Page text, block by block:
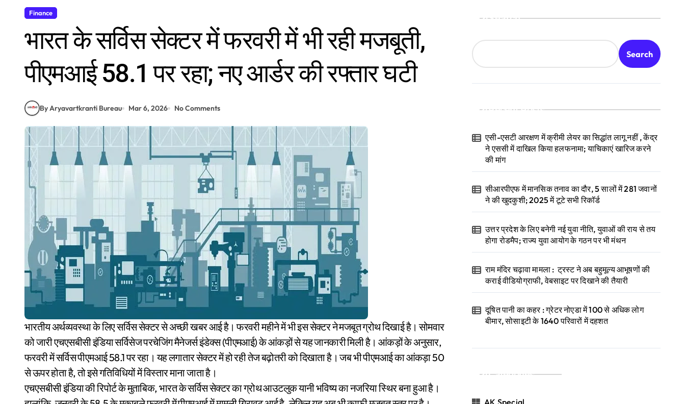
Finance
भारत के सर्विस सेक्टर में फरवरी में भी रही मजबूती,
पीएमआई 58.1 पर रहा; नए आर्डर की रफ्तार घटी
By Aryavartkranti Bureau Mar 6, 2026 No Comments
भारतीय अर्थव्यवस्था के लिए सर्विस सेक्टर से अच्छी खबर आई है। फरवरी महीने में भी इस सेक्टर ने मजबूत ग्रोथ दिखाई है। सोमवार
को जारी एचएसबीसी इंडिया सर्विसेज परचेजिंग मैनेजर्स इंडेक्स (पीएमआई) के आंकड़ों से यह जानकारी मिली है। आंकड़ों के अनुसार,
फरवरी में सर्विस पीएमआई 58.1 पर रहा। यह लगातार सेक्टर में हो रही तेज बढ़ोतरी को दिखाता है। जब भी पीएमआई का आंकड़ा 50
से ऊपर होता है, तो इसे गतिविधियों में विस्तार माना जाता है।
एचएसबीसी इंडिया की रिपोर्ट के मुताबिक, भारत के सर्विस सेक्टर का ग्रोथ आउटलुक यानी भविष्य का नजरिया स्थिर बना हुआ है।
Search
Search
Recent Posts
एसी-एसटी आरक्षण में क्रीमी लेयर का सिद्धांत लागू नहीं , केंद्र
ने एससी में दाखिल किया हलफनामा; याचिकाएं खारिज करने
की मांग
सीआरपीएफ में मानसिक तनाव का दौर, 5 सालों में 281 जवानों
ने की खुदकुशी; 2025 में टूटे सभी रिकॉर्ड
उत्तर प्रदेश के लिए बनेगी नई युवा नीति, युवाओं की राय से तय
होगा रोडमैप; राज्य युवा आयोग के गठन पर भी मंथन
राम मंदिर चढ़ावा मामला : ट्रस्ट ने अब बहुमूल्य आभूषणों की
कराई वीडियोग्राफी, वेबसाइट पर दिखाने की तैयारी
दूषित पानी का कहर : ग्रेटर नोएडा में 100 से अधिक लोग
बीमार, सोसाइटी के 1640 परिवारों में दहशत
Categories